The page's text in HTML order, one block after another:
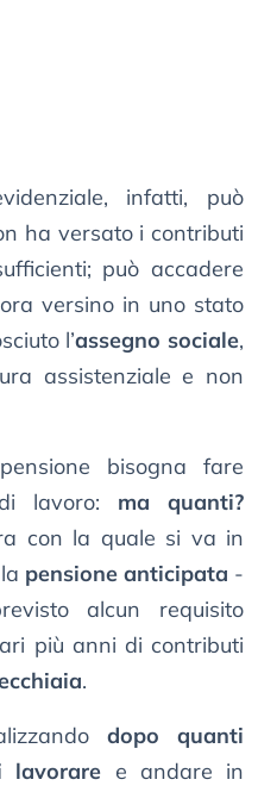
infatti, può
ha versato i contributi
può accadere
versino in uno stato
l’assegno sociale,
assistenziale e non
bisogna fare
lavoro: ma quanti?
con la quale si va in
pensione anticipata -
alcun requisito
più anni di contributi
.
dopo quanti
lavorare e andare in